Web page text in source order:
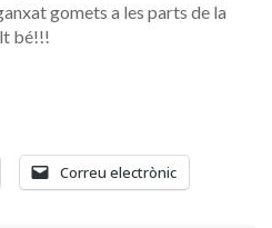
gomets a les parts de la
bé!!!
Correu electrònic